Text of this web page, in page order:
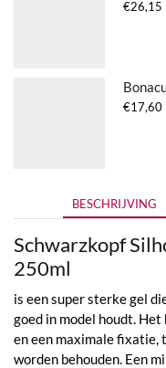
€26,15
€17,60
BESCHRIJVING
Schwarzkopf
250ml
is een super sterke gel
goed in model houdt.
en een maximale
worden behouden. Een